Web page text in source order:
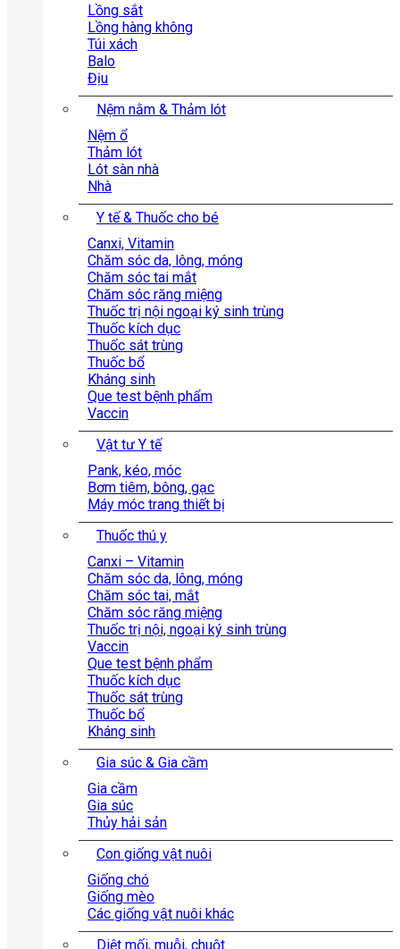
Lồng sắt
Lồng hàng không
Túi xách
Balo
Địu
Nệm nằm & Thảm lót
Nệm ổ
Thảm lót
Lót sàn nhà
Nhà
Y tế & Thuốc cho bé
Canxi, Vitamin
Chăm sóc da, lông, móng
Chăm sóc tai mắt
Chăm sóc răng miệng
Thuốc trị nội ngoại ký sinh trùng
Thuốc kích dục
Thuốc sát trùng
Thuốc bổ
Kháng sinh
Que test bệnh phẩm
Vaccin
Vật tư Y tế
Pank, kéo, móc
Bơm tiêm, bông, gạc
Máy móc trang thiết bị
Thuốc thú y
Canxi – Vitamin
Chăm sóc da, lông, móng
Chăm sóc tai, mắt
Chăm sóc răng miệng
Thuốc trị nội, ngoại ký sinh trùng
Vaccin
Que test bệnh phẩm
Thuốc kích dục
Thuốc sát trùng
Thuốc bổ
Kháng sinh
Gia súc & Gia cầm
Gia cầm
Gia súc
Thủy hải sản
Con giống vật nuôi
Giống chó
Giống mèo
Các giống vật nuôi khác
Diệt mối, muỗi, chuột